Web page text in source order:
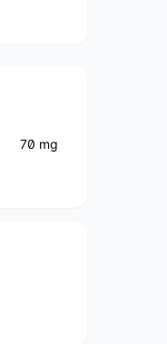
70 mg